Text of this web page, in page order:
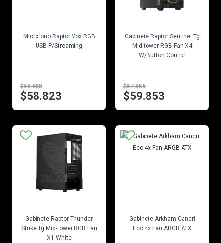
Microfono Raptor Vox RGB
USB P/Streaming
$66.688
$58.823
Gabinete Raptor Sentinel Tg
Mid-tower RGB Fan X4
W/Button Control
$67.856
$59.853
Gabinete Raptor Thunder
Strike Tg Mid-tower RGB Fan
X1 White
Gabinete Arkham Cancri
Eco 4x Fan ARGB ATX